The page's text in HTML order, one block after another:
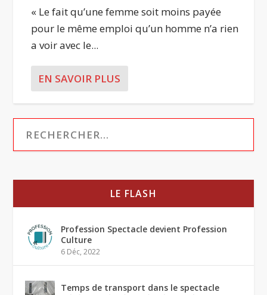
« Le fait qu’une femme soit moins payée
pour le même emploi qu’un homme n’a rien
a voir avec le...
EN SAVOIR PLUS
LE FLASH
Profession Spectacle devient Profession
Culture
6 Déc, 2022
Temps de transport dans le spectacle